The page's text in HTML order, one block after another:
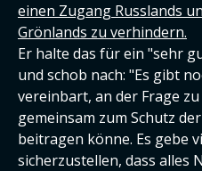
einen Zugang Russlands
Grönlands zu verhindern.
Er halte das für ein "sehr
und schob nach: "Es gibt
vereinbart, an der Frage
gemeinsam zum Schutz
beitragen könne. Es gebe
sicherzustellen, dass alles